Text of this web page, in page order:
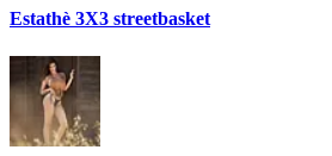
Estathè 3X3 streetbasket